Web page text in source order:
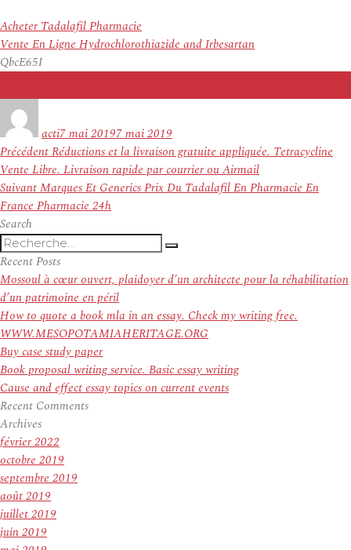
Acheter Tadalafil Pharmacie
Vente En Ligne Hydrochlorothiazide and Irbesartan
QbcE65I
actile
7 mai 20197 mai 2019
Navigation
de
l’article
PrécédentArticle
précédent :
Réductions et la livraison gratuite appliquée. Tetracycline
Vente Libre. Livraison rapide par courrier ou Airmail
SuivantArticle
suivant :
Marques Et Generics Prix Du Tadalafil En Pharmacie En
France Pharmacie 24h
Search
Recherche
pour
:
Recherche
Recent Posts
Mossoul à cœur ouvert, plaidoyer d’un architecte pour la réhabilitation
d’un patrimoine en péril
How to quote a book mla in an essay. Check my writing free.
WWW.MESOPOTAMIAHERITAGE.ORG
Buy case study paper
Book proposal writing service. Basic essay writing
Cause and effect essay topics on current events
Recent Comments
Archives
février 2022
octobre 2019
septembre 2019
août 2019
juillet 2019
juin 2019